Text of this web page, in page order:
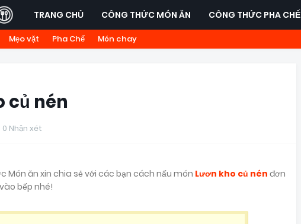
TRANG CHỦ CÔNG THỨC MÓN ĂN CÔNG THỨC PHA CHẾ
Mẹo vặt Pha Chế Món chay
củ nén
0 Nhận xét
Món ăn xin chia sẻ với các bạn cách nấu món Lươn kho củ nén đơn
bếp nhé!